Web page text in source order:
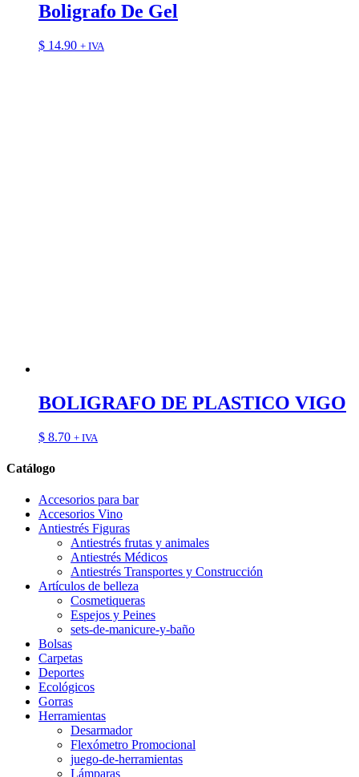
Boligrafo De Gel
$ 14.90 + IVA
BOLIGRAFO DE PLASTICO VIGO
$ 8.70 + IVA
Catálogo
Accesorios para bar
Accesorios Vino
Antiestrés Figuras
Antiestrés frutas y animales
Antiestrés Médicos
Antiestrés Transportes y Construcción
Artículos de belleza
Cosmetiqueras
Espejos y Peines
sets-de-manicure-y-baño
Bolsas
Carpetas
Deportes
Ecológicos
Gorras
Herramientas
Desarmador
Flexómetro Promocional
juego-de-herramientas
Lámparas